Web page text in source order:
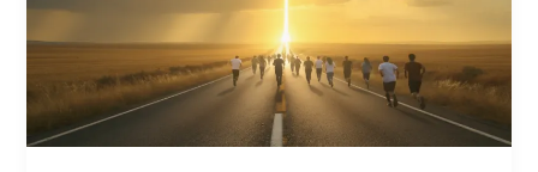
決
策
則：
當